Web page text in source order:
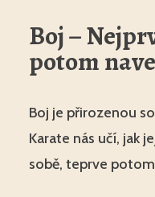
Boj –
potom
Boj je přirozenou
Karate nás učí, jak
sobě, teprve